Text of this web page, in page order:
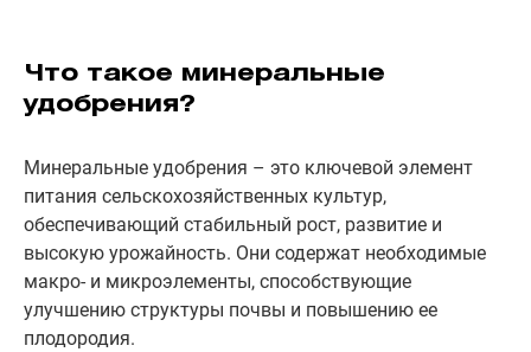
Что такое минеральные
удобрения?
Минеральные удобрения – это ключевой элемент
питания сельскохозяйственных культур,
обеспечивающий стабильный рост, развитие и
высокую урожайность. Они содержат необходимые
макро- и микроэлементы, способствующие
улучшению структуры почвы и повышению ее
плодородия.